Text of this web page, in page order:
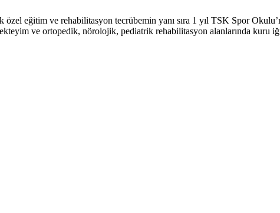
eğitim ve rehabilitasyon tecrübemin yanı sıra 1 yıl TSK Spor
ve ortopedik, nörolojik, pediatrik rehabilitasyon alanlarında kuru